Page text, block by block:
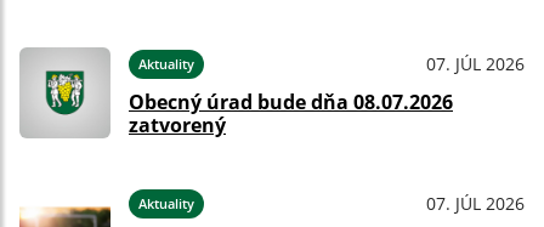
Aktuality 07. JÚL 2026
Obecný úrad bude dňa 08.07.2026
zatvorený
Aktuality 07. JÚL 2026